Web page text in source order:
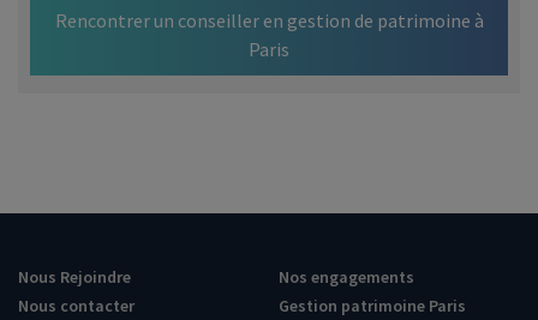
Rencontrer un conseiller en gestion de patrimoine à
Paris
Nous Rejoindre
Nous contacter
Nos engagements
Gestion patrimoine Paris